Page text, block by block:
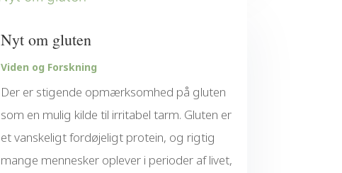
Nyt om gluten
Viden og Forskning
Der er stigende opmærksomhed på gluten
som en mulig kilde til irritabel tarm. Gluten er
et vanskeligt fordøjeligt protein, og rigtig
mange mennesker oplever i perioder af livet,